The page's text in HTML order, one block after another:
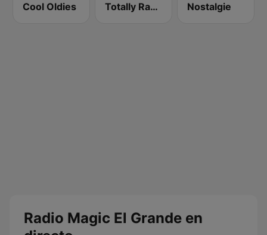
Cool Oldies Totally Radio 70s Nostalgie
Radio Magic El Grande en